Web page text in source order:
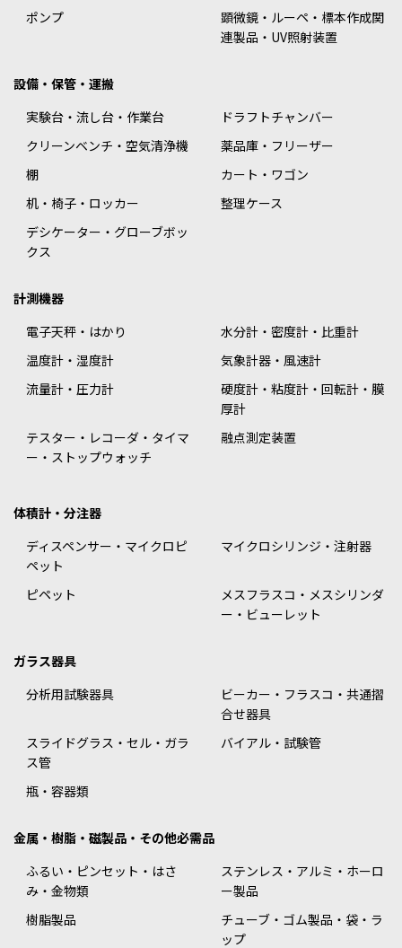
ポンプ
顕微鏡・ルーペ・標本作成関
連製品・UV照射装置
設備・保管・運搬
実験台・流し台・作業台
ドラフトチャンバー
クリーンベンチ・空気清浄機
薬品庫・フリーザー
棚
カート・ワゴン
机・椅子・ロッカー
整理ケース
デシケーター・グローブボッ
クス
計測機器
電子天秤・はかり
水分計・密度計・比重計
温度計・湿度計
気象計器・風速計
流量計・圧力計
硬度計・粘度計・回転計・膜
厚計
テスター・レコーダ・タイマ
ー・ストップウォッチ
融点測定装置
体積計・分注器
ディスペンサー・マイクロピ
ペット
マイクロシリンジ・注射器
ピペット
メスフラスコ・メスシリンダ
ー・ビューレット
ガラス器具
分析用試験器具
ビーカー・フラスコ・共通摺
合せ器具
スライドグラス・セル・ガラ
ス管
バイアル・試験管
瓶・容器類
金属・樹脂・磁製品・その他必需品
ふるい・ピンセット・はさ
み・金物類
ステンレス・アルミ・ホーロ
ー製品
樹脂製品
チューブ・ゴム製品・袋・ラ
ップ